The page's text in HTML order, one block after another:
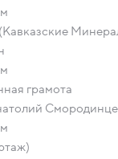
грамота